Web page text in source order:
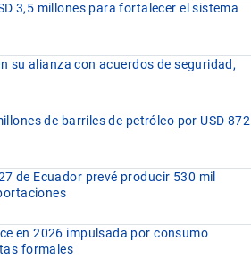
3,5 millones para fortalecer el sistema
su alianza con acuerdos de seguridad,
de barriles de petróleo por USD 872
de Ecuador prevé producir 530 mil
en 2026 impulsada por consumo
formales